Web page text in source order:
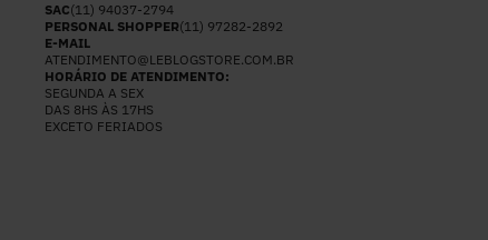
SAC(11) 94037-2794
PERSONAL SHOPPER(11) 97282-2892
E-MAIL
ATENDIMENTO@LEBLOGSTORE.COM.BR
HORÁRIO DE ATENDIMENTO:
SEGUNDA A SEX
DAS 8HS ÀS 17HS
EXCETO FERIADOS